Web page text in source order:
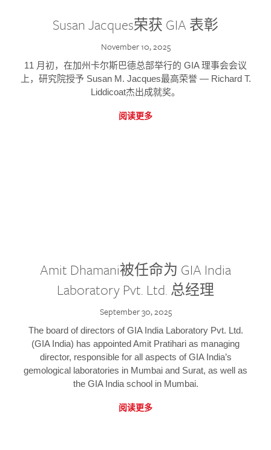
Susan Jacques荣获 GIA 表彰
November 10, 2025
11 月初，在加州卡尔斯巴德总部举行的 GIA 理事会会议
上，研究院授予 Susan M. Jacques最高荣誉 — Richard T.
Liddicoat杰出成就奖。
阅读更多
Amit Dhamani被任命为 GIA India
Laboratory Pvt. Ltd. 总经理
September 30, 2025
The board of directors of GIA India Laboratory Pvt. Ltd.
(GIA India) has appointed Amit Pratihari as managing
director, responsible for all aspects of GIA India’s
gemological laboratories in Mumbai and Surat, as well as
the GIA India school in Mumbai.
阅读更多